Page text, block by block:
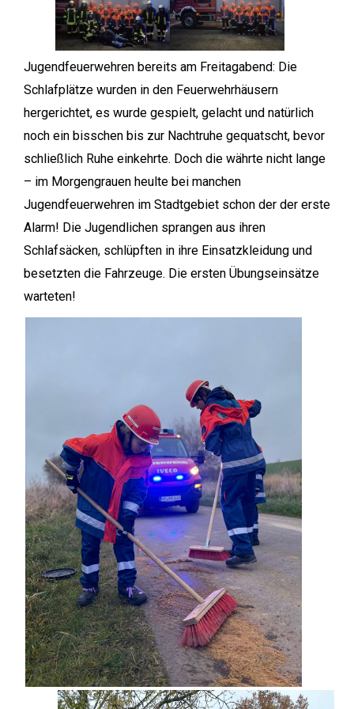
Jugendfeuerwehren bereits am Freitagabend: Die
Schlafplätze wurden in den Feuerwehrhäusern
hergerichtet, es wurde gespielt, gelacht und natürlich
noch ein bisschen bis zur Nachtruhe gequatscht, bevor
schließlich Ruhe einkehrte. Doch die währte nicht lange
– im Morgengrauen heulte bei manchen
Jugendfeuerwehren im Stadtgebiet schon der der erste
Alarm! Die Jugendlichen sprangen aus ihren
Schlafsäcken, schlüpften in ihre Einsatzkleidung und
besetzten die Fahrzeuge. Die ersten Übungseinsätze
warteten!